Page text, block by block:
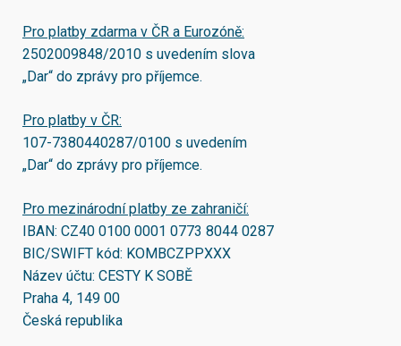
Pro platby zdarma v ČR a Eurozóně:
2502009848/2010 s uvedením slova
„Dar“ do zprávy pro příjemce.
Pro platby v ČR:
107-7380440287/0100 s uvedením
„Dar“ do zprávy pro příjemce.
Pro mezinárodní platby ze zahraničí:
IBAN: CZ40 0100 0001 0773 8044 0287
BIC/SWIFT kód: KOMBCZPPXXX
Název účtu: CESTY K SOBĚ
Praha 4, 149 00
Česká republika